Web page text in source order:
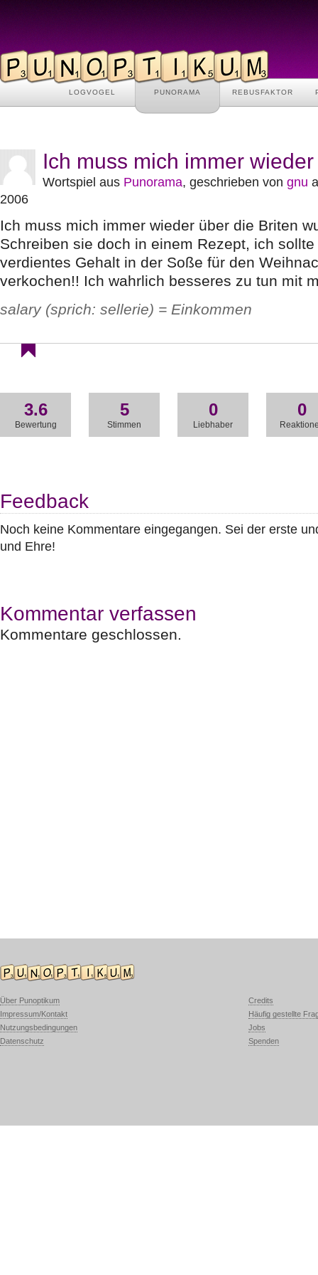
LOGVOGEL PUNORAMA REBUSFAKTOR
Ich muss mich immer
Wortspiel aus Punorama, geschrieben von gnu
2006
Ich muss mich immer wieder über die Briten
Schreiben sie doch in einem Rezept, ich
verdientes Gehalt in der Soße für den
verkochen!! Ich wahrlich besseres zu tun mit
salary (sprich: sellerie) = Einkommen
3.6
Bewertung
5
Stimmen
0
Liebhaber
0
Feedback
Noch keine Kommentare eingegangen. Sei der erste
und Ehre!
Kommentar verfassen
Kommentare geschlossen.
Über Punoptikum
Impressum/Kontakt
Nutzungsbedingungen
Datenschutz
Credits
Häufig gestellte
Jobs
Spenden